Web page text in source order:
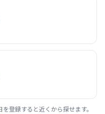
登録すると近くから探せます。